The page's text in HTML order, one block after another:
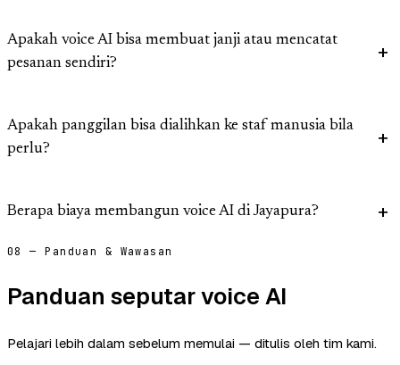
Apakah voice AI bisa membuat janji atau mencatat
pesanan sendiri?
Apakah panggilan bisa dialihkan ke staf manusia bila
perlu?
Berapa biaya membangun voice AI di Jayapura?
08 — Panduan & Wawasan
Panduan seputar voice AI
Pelajari lebih dalam sebelum memulai — ditulis oleh tim kami.